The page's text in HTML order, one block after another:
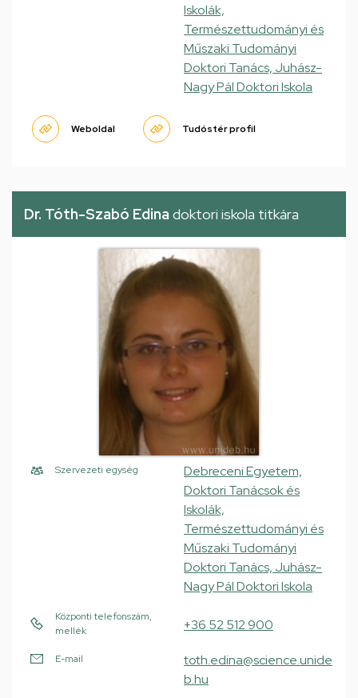
Iskolák,
Természettudományi és
Műszaki Tudományi
Doktori Tanács, Juhász-
Nagy Pál Doktori Iskola
Weboldal Tudóstér profil
Dr. Tóth-Szabó Edina doktori iskola titkára
Szervezeti egység
Debreceni Egyetem,
Doktori Tanácsok és
Iskolák,
Természettudományi és
Műszaki Tudományi
Doktori Tanács, Juhász-
Nagy Pál Doktori Iskola
Központi telefonszám,
mellék
+36 52 512 900
E-mail
toth.edina@science.unide
b.hu